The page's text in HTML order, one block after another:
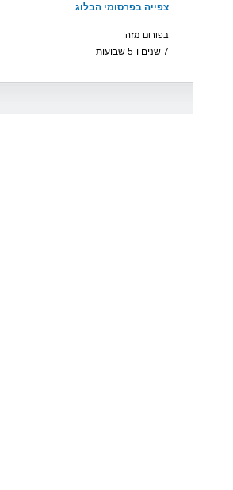
צפייה בפרסומי הבלוג
בפורום מזה:
7 שנים ו-5 שבועות